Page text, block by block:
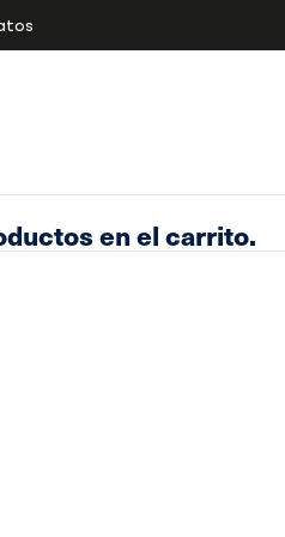
en el carrito.
Academia Super Audio